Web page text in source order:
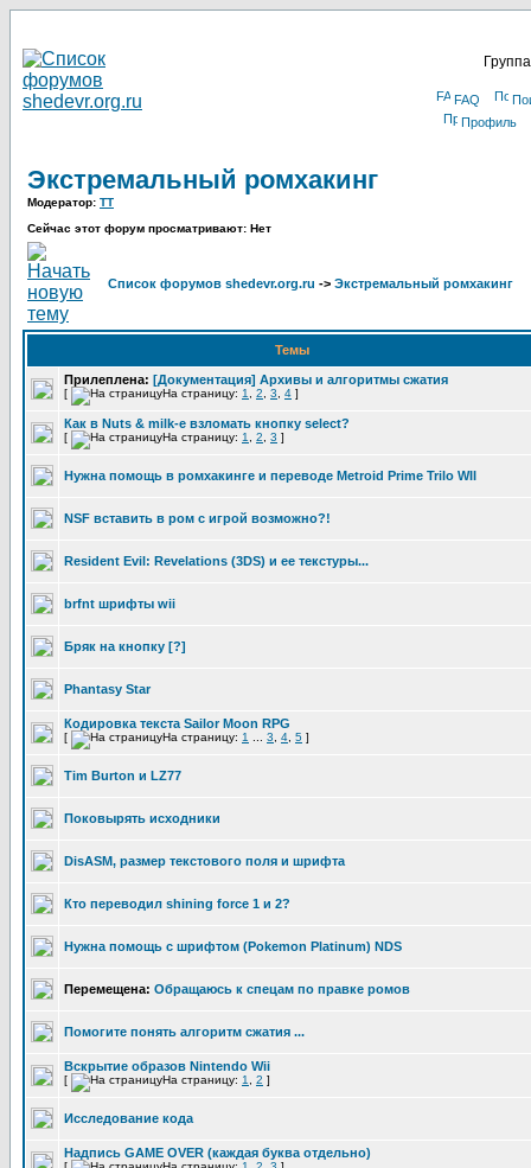
FAQ
Профиль
Экстремальный ромхакинг
Модератор: TT
Сейчас этот форум просматривают: Нет
Список форумов shedevr.org.ru -> Экстремальный ромхакинг
Темы
Прилеплена: [Документация] Архивы и алгоритмы сжатия
[ На страницу: 1 2 3 4 ]
Как в Nuts & milk-е взломать кнопку select?
[ На страницу: 1 2 3 ]
Нужна помощь в ромхакинге и переводе Metroid Prime Trilo WII
NSF вставить в ром с игрой возможно?!
Resident Evil: Revelations (3DS) и ее текстуры...
brfnt шрифты wii
Бряк на кнопку [?]
Phantasy Star
Кодировка текста Sailor Moon RPG
[ На страницу: 1 3 4 5 ]
Tim Burton и LZ77
Поковырять исходники
DisASM, размер текстового поля и шрифта
Ктo перевoдил shining force 1 и 2?
Нужна помощь с шрифтом (Pokemon Platinum) NDS
Перемещена: Обращаюсь к спецам по правке ромов
Помогите понять алгоритм сжатия ...
Вскрытие образов Nintendo Wii
[ На страницу: 1 2 ]
Исследование кода
Надпись GAME OVER (каждая буква отдельно)